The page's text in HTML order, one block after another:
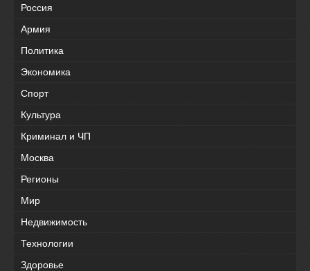
Россия
Армия
Политика
Экономика
Спорт
Культура
Криминал и ЧП
Москва
Регионы
Мир
Недвижимость
Технологии
Здоровье